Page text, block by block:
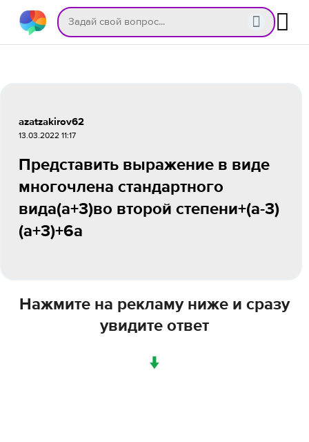
azatzakirov62
13.03.2022 11:17
Представить выражение в виде
многочлена стандартного
вида(а+3)во второй степени+(а-3)
(а+3)+6а
Нажмите на рекламу ниже и сразу
увидите ответ
↓